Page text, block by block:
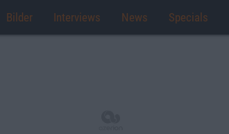
Bilder Interviews News Specials